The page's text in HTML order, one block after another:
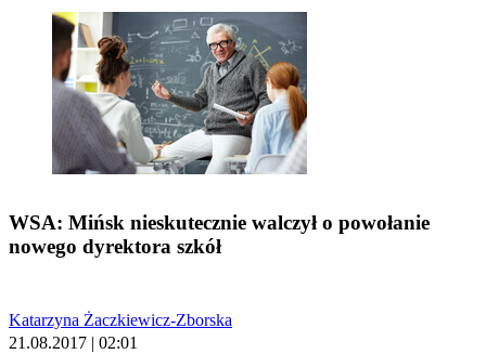
WSA: Mińsk nieskutecznie walczył o powołanie
nowego dyrektora szkół
Katarzyna Żaczkiewicz-Zborska
21.08.2017 | 02:01